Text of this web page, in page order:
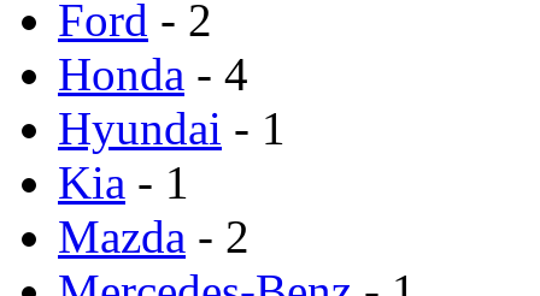
Ford - 2
Honda - 4
Hyundai - 1
Kia - 1
Mazda - 2